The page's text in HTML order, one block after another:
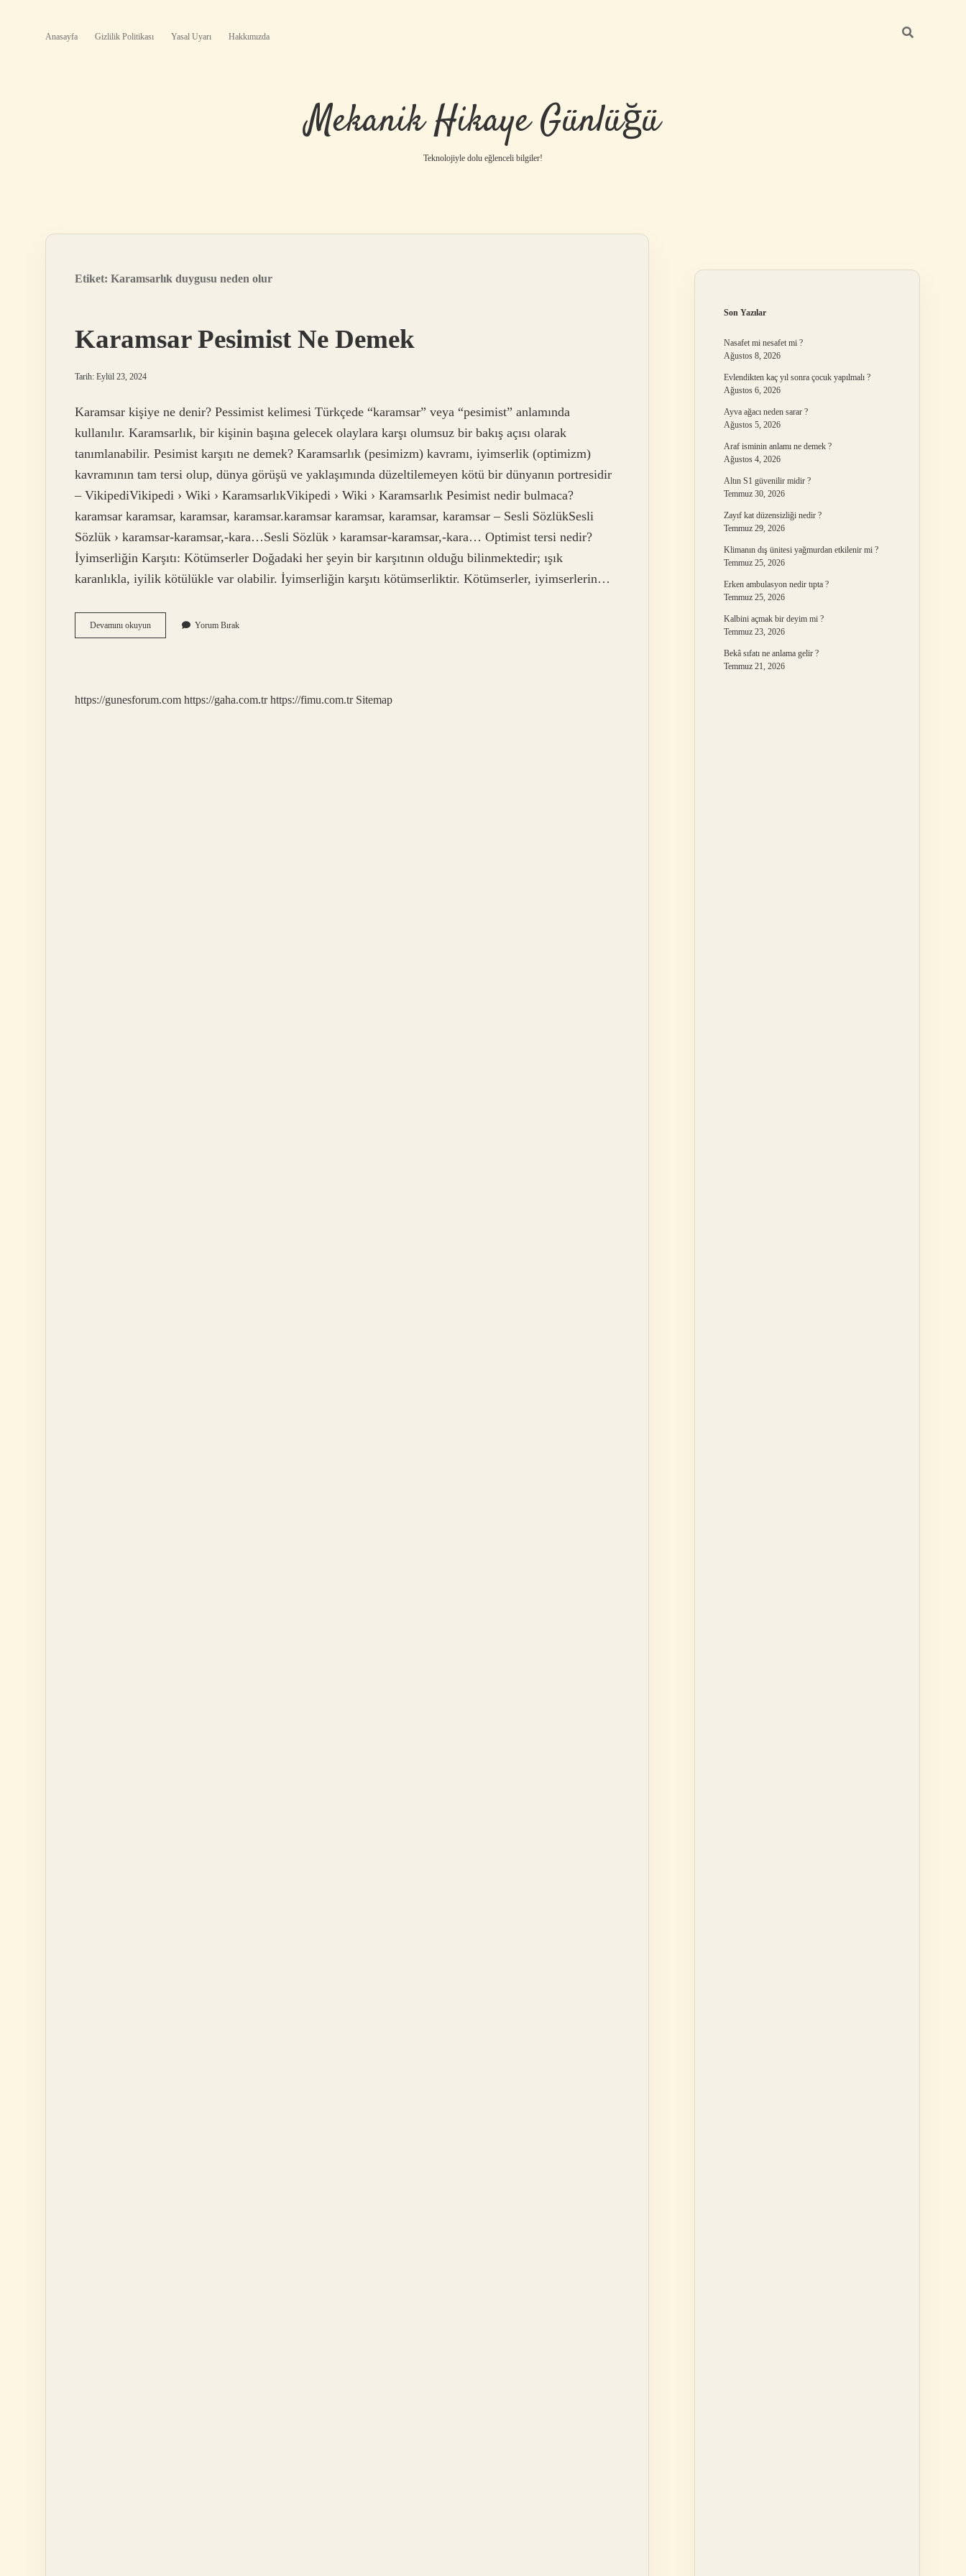
Anasayfa Gizlilik Politikası Yasal Uyarı Hakkımızda
Mekanik Hikaye Günlüğü
Teknolojiyle dolu eğlenceli bilgiler!
Etiket: Karamsarlık duygusu neden olur
Karamsar Pesimist Ne Demek
Tarih: Eylül 23, 2024
Karamsar kişiye ne denir? Pessimist kelimesi Türkçede “karamsar” veya “pesimist” anlamında
kullanılır. Karamsarlık, bir kişinin başına gelecek olaylara karşı olumsuz bir bakış açısı olarak
tanımlanabilir. Pesimist karşıtı ne demek? Karamsarlık (pesimizm) kavramı, iyimserlik (optimizm)
kavramının tam tersi olup, dünya görüşü ve yaklaşımında düzeltilemeyen kötü bir dünyanın portresidir
– VikipediVikipedi › Wiki › KaramsarlıkVikipedi › Wiki › Karamsarlık Pesimist nedir bulmaca?
karamsar karamsar, karamsar, karamsar.karamsar karamsar, karamsar, karamsar – Sesli SözlükSesli
Sözlük › karamsar-karamsar,-kara…Sesli Sözlük › karamsar-karamsar,-kara… Optimist tersi nedir?
İyimserliğin Karşıtı: Kötümserler Doğadaki her şeyin bir karşıtının olduğu bilinmektedir; ışık
karanlıkla, iyilik kötülükle var olabilir. İyimserliğin karşıtı kötümserliktir. Kötümserler, iyimserlerin…
Devamını okuyunKaramsar
Pesimist
Yorum Bırak
https://gunesforum.com https://gaha.com.tr https://fimu.com.tr Sitemap
Son Yazılar
Nasafet mi nesafet mi ?
Ağustos 8, 2026
Evlendikten kaç yıl sonra çocuk yapılmalı ?
Ağustos 6, 2026
Ayva ağacı neden sarar ?
Ağustos 5, 2026
Araf isminin anlamı ne demek ?
Ağustos 4, 2026
Altın S1 güvenilir midir ?
Temmuz 30, 2026
Zayıf kat düzensizliği nedir ?
Temmuz 29, 2026
Klimanın dış ünitesi yağmurdan etkilenir mi ?
Temmuz 25, 2026
Erken ambulasyon nedir tıpta ?
Temmuz 25, 2026
Kalbini açmak bir deyim mi ?
Temmuz 23, 2026
Bekâ sıfatı ne anlama gelir ?
Temmuz 21, 2026